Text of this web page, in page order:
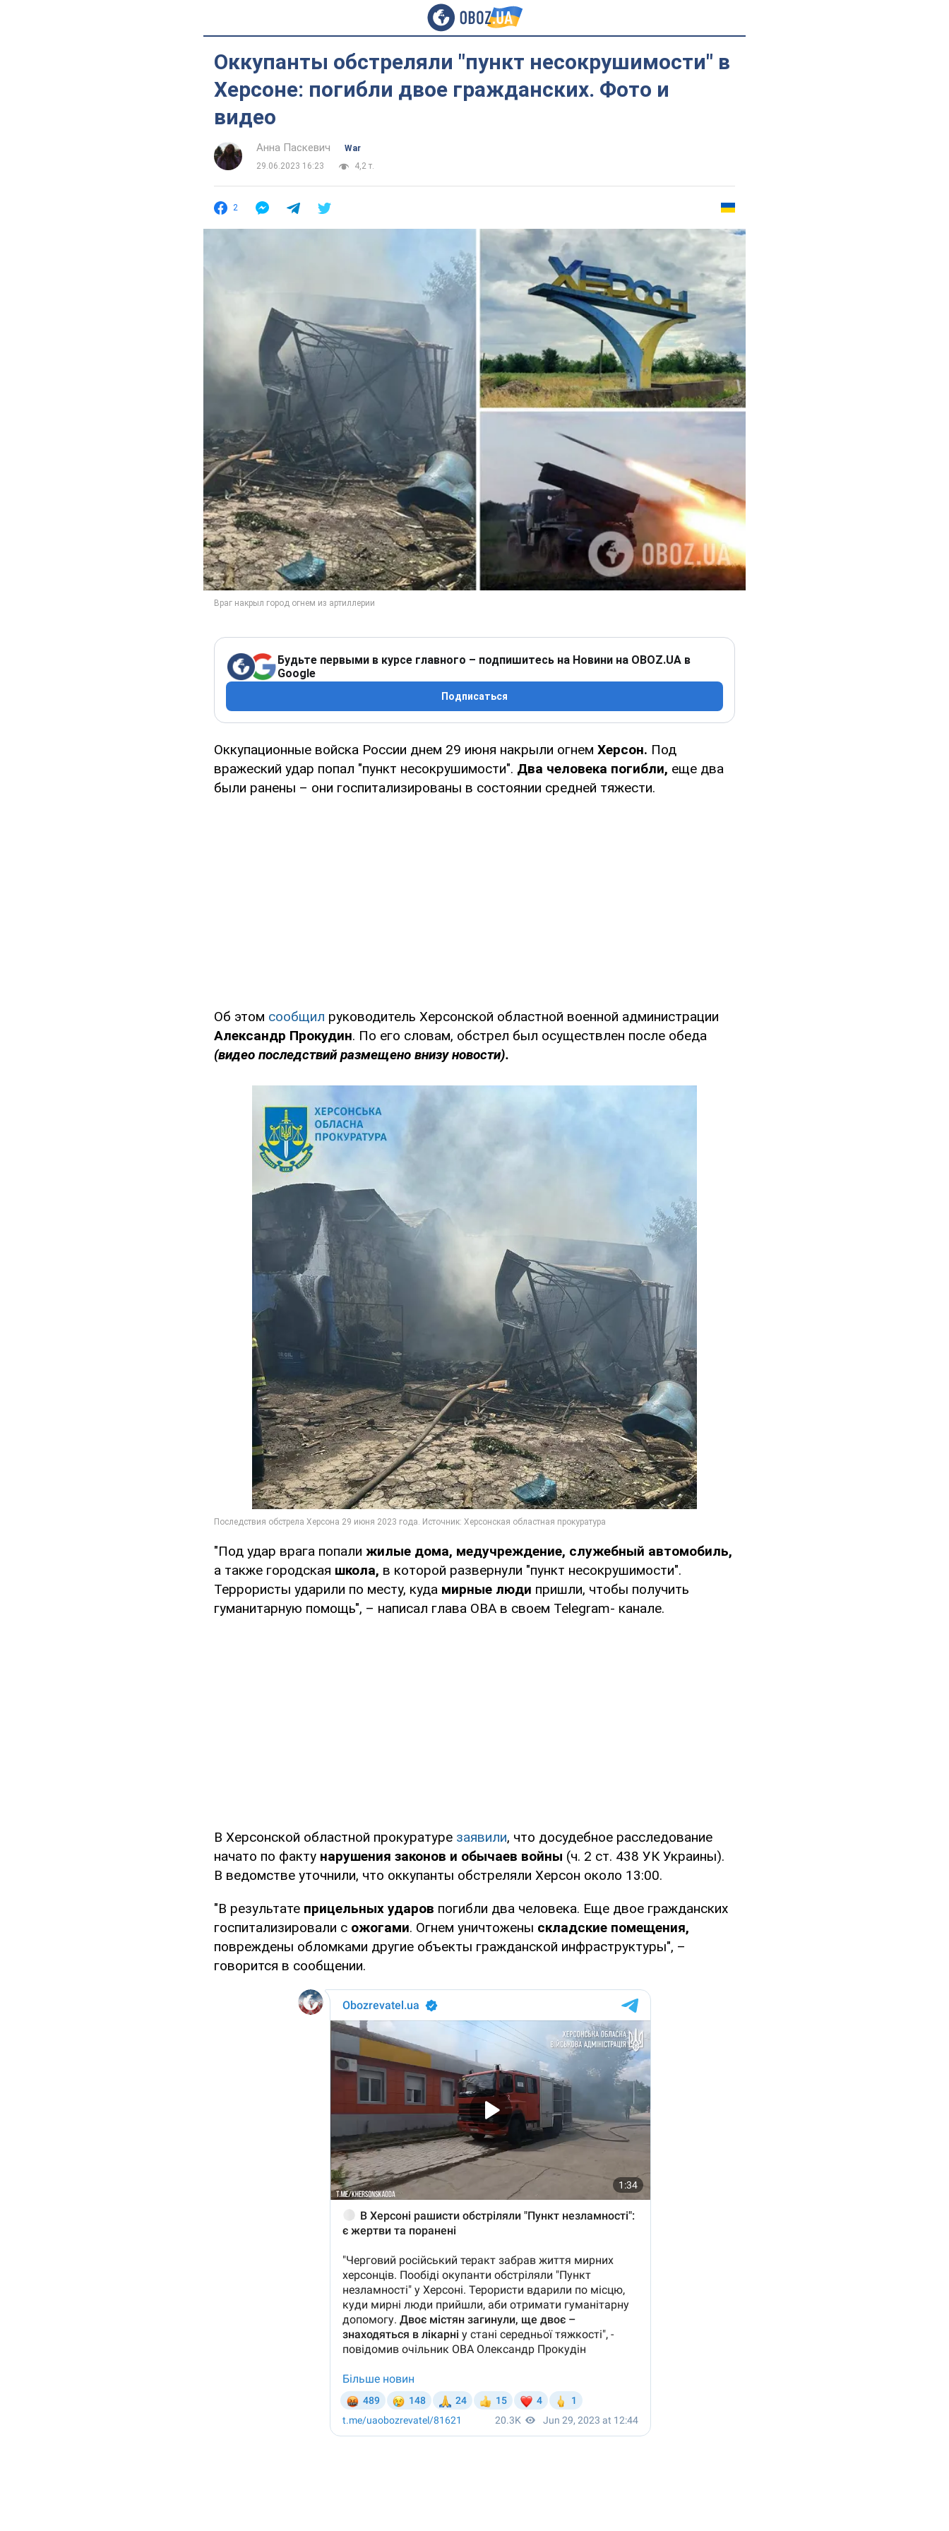
Оккупанты обстреляли "пункт несокрушимости" в
Херсоне: погибли двое гражданских. Фото и
видео
Анна Паскевич
War
29.06.2023 16:23
4,2 т.
2
Будьте первыми в курсе главного – подпишитесь на Новини на OBOZ.UA в
Google
Подписаться
Оккупационные войска России днем 29 июня накрыли огнем Херсон. Под
вражеский удар попал "пункт несокрушимости". Два человека погибли, еще два
были ранены – они госпитализированы в состоянии средней тяжести.
Об этом сообщил руководитель Херсонской областной военной администрации
Александр Прокудин. По его словам, обстрел был осуществлен после обеда
(видео последствий размещено внизу новости).
"Под удар врага попали жилые дома, медучреждение, служебный автомобиль,
а также городская школа, в которой развернули "пункт несокрушимости".
Террористы ударили по месту, куда мирные люди пришли, чтобы получить
гуманитарную помощь", – написал глава ОВА в своем Telegram- канале.
В Херсонской областной прокуратуре заявили, что досудебное расследование
начато по факту нарушения законов и обычаев войны (ч. 2 ст. 438 УК Украины).
В ведомстве уточнили, что оккупанты обстреляли Херсон около 13:00.
"В результате прицельных ударов погибли два человека. Еще двое гражданских
госпитализировали с ожогами. Огнем уничтожены складские помещения,
повреждены обломками другие объекты гражданской инфраструктуры", –
говорится в сообщении.